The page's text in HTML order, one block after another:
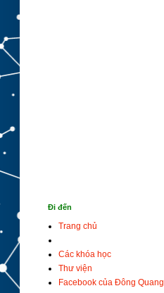
Đi đến
Trang chủ
Các khóa học
Thư viện
Facebook của Đông Quang